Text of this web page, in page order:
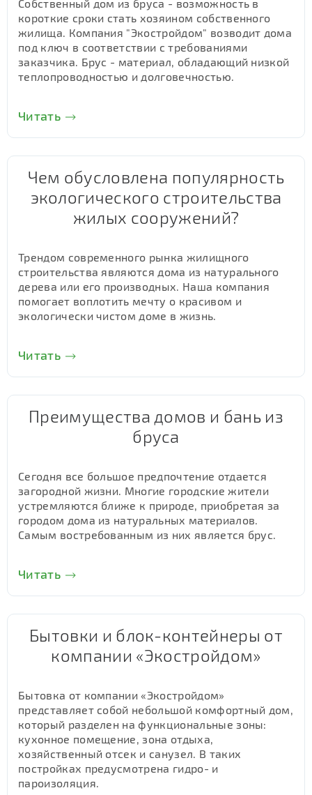
Собственный дом из бруса - возможность в
короткие сроки стать хозяином собственного
жилища. Компания "Экостройдом" возводит дома
под ключ в соответствии с требованиями
заказчика. Брус - материал, обладающий низкой
теплопроводностью и долговечностью.
Читать
Чем обусловлена популярность
экологического строительства
жилых сооружений?
Трендом современного рынка жилищного
строительства являются дома из натурального
дерева или его производных. Наша компания
помогает воплотить мечту о красивом и
экологически чистом доме в жизнь.
Читать
Преимущества домов и бань из
бруса
Сегодня все большое предпочтение отдается
загородной жизни. Многие городские жители
устремляются ближе к природе, приобретая за
городом дома из натуральных материалов.
Самым востребованным из них является брус.
Читать
Бытовки и блок-контейнеры от
компании «Экостройдом»
Бытовка от компании «Экостройдом»
представляет собой небольшой комфортный дом,
который разделен на функциональные зоны:
кухонное помещение, зона отдыха,
хозяйственный отсек и санузел. В таких
постройках предусмотрена гидро- и
пароизоляция.